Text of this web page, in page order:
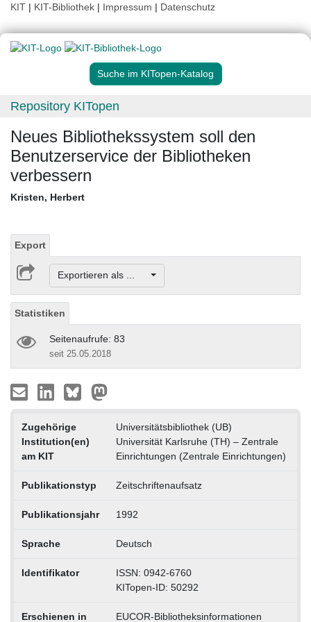
KIT | KIT-Bibliothek | Impressum | Datenschutz
Suche im KITopen-Katalog
Repository KITopen
Neues Bibliothekssystem soll den
Benutzerservice der Bibliotheken
verbessern
Kristen, Herbert
Export
Exportieren als ...
Statistiken
Seitenaufrufe: 83
seit 25.05.2018
Zugehörige
Institution(en)
am KIT
Universitätsbibliothek (UB)
Universität Karlsruhe (TH) – Zentrale
Einrichtungen (Zentrale Einrichtungen)
Publikationstyp Zeitschriftenaufsatz
Publikationsjahr 1992
Sprache Deutsch
Identifikator
ISSN: 0942-6760
KITopen-ID: 50292
Erschienen in EUCOR-Bibliotheksinformationen